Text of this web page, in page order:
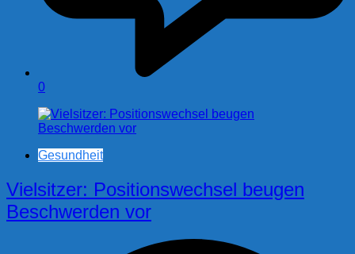
0
Gesundheit
Vielsitzer: Positionswechsel beugen
Beschwerden vor